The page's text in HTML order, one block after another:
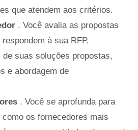
que atendem aos critérios.
. Você avalia as propostas
à sua RFP,
suas soluções propostas,
e abordagem de
. Você se aprofunda para
os fornecedores mais